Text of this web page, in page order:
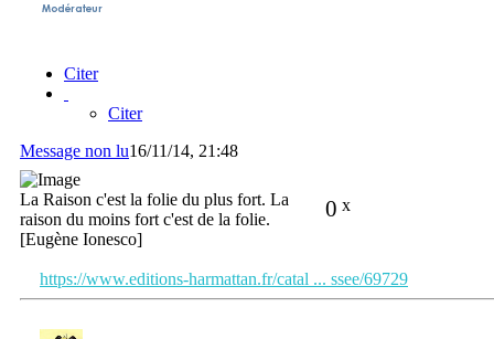
Citer
Citer
Message non lu16/11/14, 21:48
0 x
La Raison c'est la folie du plus fort. La
raison du moins fort c'est de la folie.
[Eugène Ionesco]
https://www.editions-harmattan.fr/catal ... ssee/69729